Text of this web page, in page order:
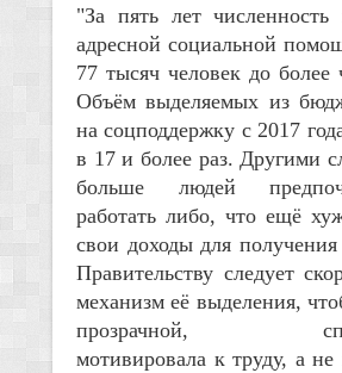
"За пять лет численность
адресной социальной
77 тысяч человек до
Объём выделяемых из
на соцподдержку с 2017
в 17 и более раз. Другими
больше людей
работать либо, что ещё
свои доходы для
Правительству следует
механизм её выделения,
прозрачной,
мотивировала к труду, а